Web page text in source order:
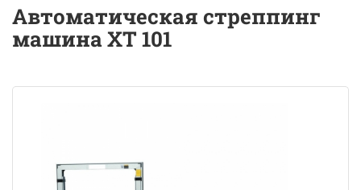
Автоматическая стреппинг
машина XT 101